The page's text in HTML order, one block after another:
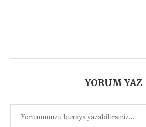
YORUM YAZ